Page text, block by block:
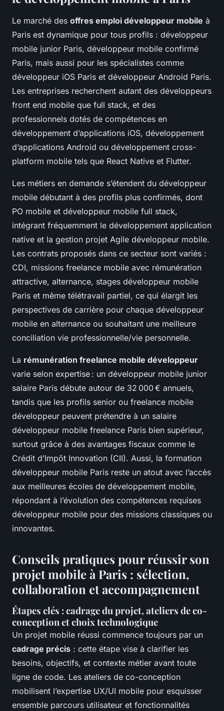
Le marché des offres emploi développeur mobile à
Paris est dynamique pour tous profils : développeur
mobile junior Paris, développeur mobile confirmé
Paris, mais aussi pour les spécialistes comme
développeur iOS Paris et développeur Android Paris.
Les entreprises recherchent autant des développeurs
front end mobile que full stack, et des
professionnels dotés de compétences en
développement d’applications iOS, développement
d’applications Android ou développement cross-
platform mobile tels que React Native et Flutter.
Les métiers en demande s’étendent du développeur
mobile débutant à des profils plus confirmés, dont
PO mobile et développeur mobile full stack,
intégrant fréquemment le développement application
native et la gestion projet Agile développeur mobile.
Les contrats proposés dans ce secteur sont variés :
CDI, missions freelance mobile avec rémunération
attractive, alternance, stages développeur mobile
Paris et même télétravail partiel, ce qui élargit les
perspectives de carrière pour chaque développeur
mobile en alternance ou souhaitant une meilleure
conciliation vie professionnelle/vie personnelle.
La rémunération freelance mobile développeur
varie selon expertise : un développeur mobile junior
salaire Paris débute autour de 32 000 € annuels,
tandis que les profils senior ou freelance mobile
développeur peuvent prétendre à un salaire
développeur mobile freelance Paris bien supérieur,
surtout grâce à des avantages fiscaux comme le
Crédit d’Impôt Innovation (CII). Aussi, la formation
développeur mobile Paris reste un atout avec l’accès
aux meilleures écoles de développement mobile,
répondant à l’évolution des compétences requises
développeur mobile pour des missions classiques ou
innovantes.
Conseils pratiques pour réussir son
projet mobile à Paris : sélection,
collaboration et accompagnement
Étapes clés : cadrage du projet, ateliers de co-
conception et choix technologique
Un projet mobile réussi commence toujours par un
cadrage précis : cette étape vise à clarifier les
besoins, objectifs, et contexte métier avant toute
ligne de code. Les ateliers de co-conception
mobilisent l’expertise UX/UI mobile pour esquisser
ensemble parcours utilisateur et fonctionnalités